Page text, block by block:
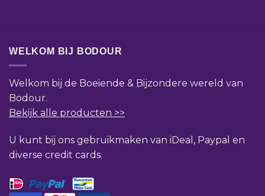
WELKOM BIJ BODOUR
Welkom bij de Boeiende & Bijzondere wereld van
Bodour.
Bekijk alle producten >>
U kunt bij ons gebruikmaken van iDeal, Paypal en
diverse credit cards.